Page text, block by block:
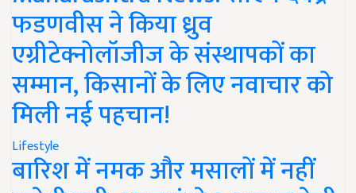
फडणवीस ने किया ध्रुव
एग्रीटेक्नोलॉजीज के संस्थापकों का
सम्मान, किसानों के लिए नवाचार को
मिली नई पहचान!
Lifestyle
बारिश में नमक और मसालों में नहीं